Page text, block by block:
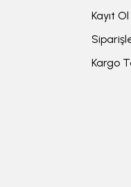
Kayıt Ol
Kargo